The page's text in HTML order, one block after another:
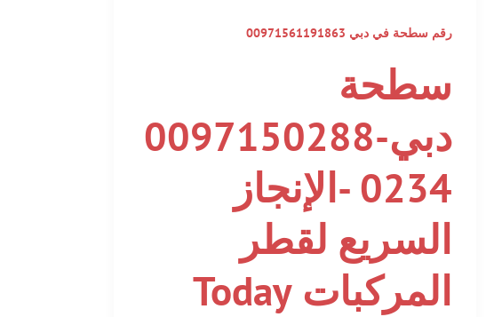
رقم سطحة في دبي 00971561191863
سطحة
دبي-0097150288
0234 -الإنجاز
السريع لقطر
المركبات Today